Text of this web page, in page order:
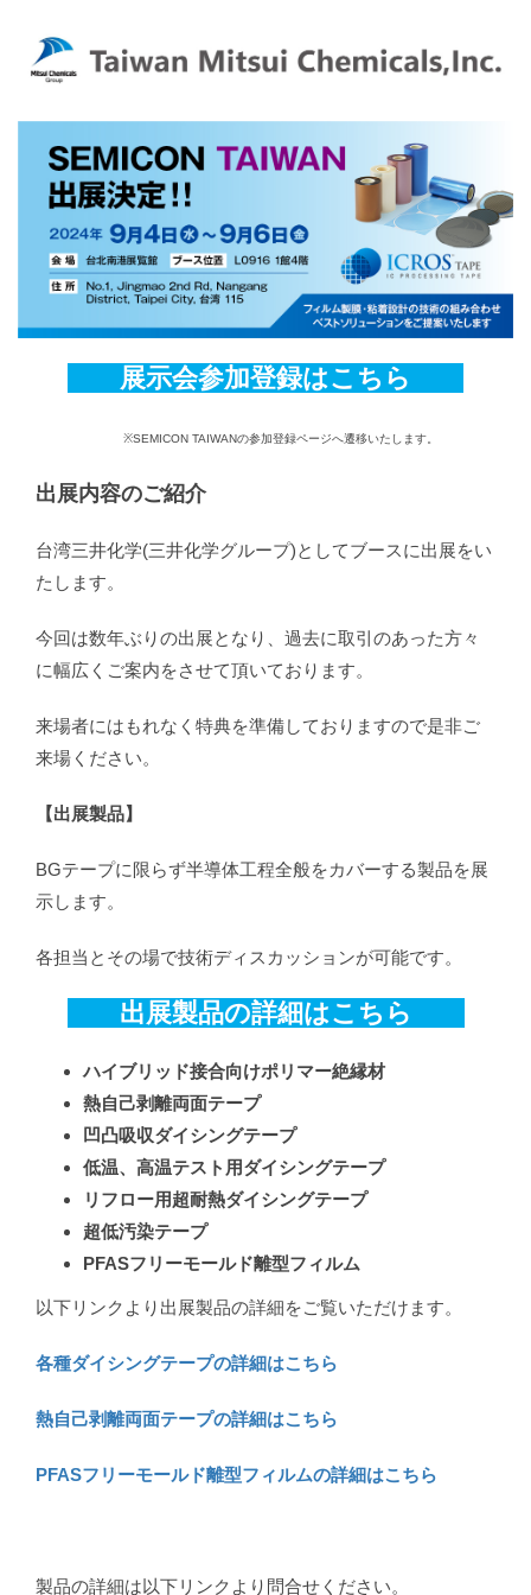
展示会参加登録はこちら
※SEMICON TAIWANの参加登録ページへ遷移いたします。
出展内容のご紹介
台湾三井化学(三井化学グループ)としてブースに出展をい
たします。
今回は数年ぶりの出展となり、過去に取引のあった方々
に幅広くご案内をさせて頂いております。
来場者にはもれなく特典を準備しておりますので是非ご
来場ください。
【出展製品】
BGテープに限らず半導体工程全般をカバーする製品を展
示します。
各担当とその場で技術ディスカッションが可能です。
出展製品の詳細はこちら
ハイブリッド接合向けポリマー絶縁材
熱自己剥離両面テープ
凹凸吸収ダイシングテープ
低温、高温テスト用ダイシングテープ
リフロー用超耐熱ダイシングテープ
超低汚染テープ
PFASフリーモールド離型フィルム
以下リンクより出展製品の詳細をご覧いただけます。
各種ダイシングテープの詳細はこちら
熱自己剥離両面テープの詳細はこちら
PFASフリーモールド離型フィルムの詳細はこちら
製品の詳細は以下リンクより問合せください。